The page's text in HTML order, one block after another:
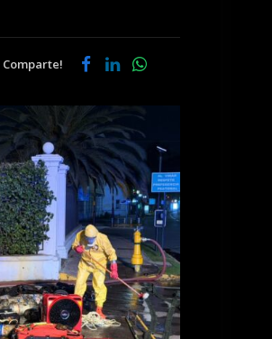
Comparte!